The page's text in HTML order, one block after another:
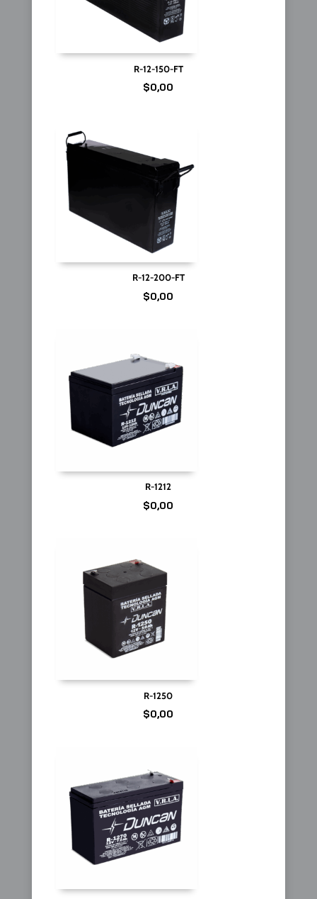
R-12-150-FT
$0,00
R-12-200-FT
$0,00
R-1212
$0,00
R-1250
$0,00